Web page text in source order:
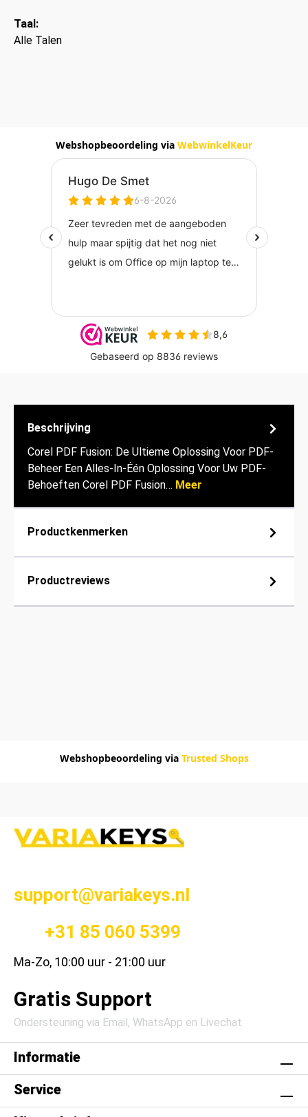
Taal:
Alle Talen
Webshopbeoordeling via WebwinkelKeur
Beschrijving
Corel PDF Fusion: De Ultieme Oplossing Voor PDF-
Beheer Een Alles-In-Één Oplossing Voor Uw PDF-
Behoeften Corel PDF Fusion… Meer
Productkenmerken
Productreviews
Webshopbeoordeling via Trusted Shops
support@variakeys.nl
+31 85 060 5399
Ma-Zo, 10:00 uur - 21:00 uur
Gratis Support
Ondersteuning via Email, WhatsApp en Livechat
Informatie
Service